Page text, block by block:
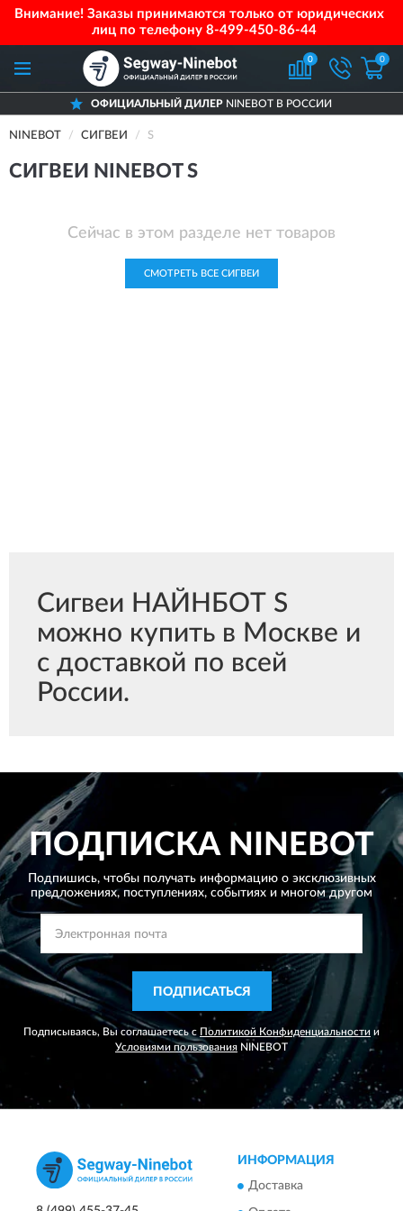
Внимание! Заказы принимаются только от юридических
лиц по телефону 8-499-450-86-44
0 0
ОФИЦИАЛЬНЫЙ ДИЛЕРNINEBOT В РОССИИ
NINEBOT СИГВЕИ S
СИГВЕИ NINEBOT S
Сейчас в этом разделе нет товаров
СМОТРЕТЬ ВСЕ СИГВЕИ
Сигвеи НАЙНБОТ S
можно купить в Москве и
с доставкой по всей
России.
ПОДПИСКА NINEBOT
Подпишись, чтобы получать информацию о эксклюзивных
предложениях, поступлениях, событиях и многом другом
ПОДПИСАТЬСЯ
Подписываясь, Вы соглашаетесь с Политикой Конфиденциальности и
Условиями пользования NINEBOT
ИНФОРМАЦИЯ
Доставка